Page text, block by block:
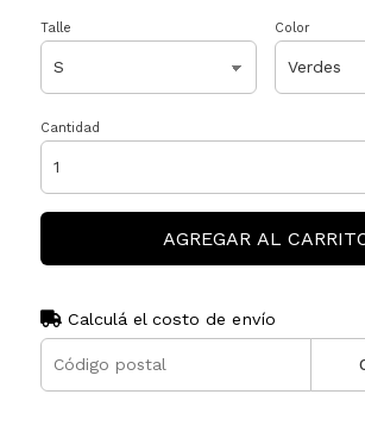
Talle Color
Cantidad
AGREGAR AL
Calculá el costo de envío